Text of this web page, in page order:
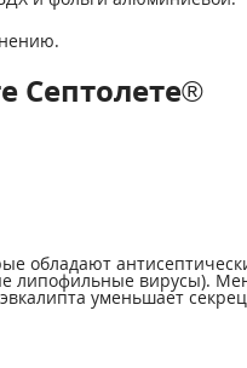
Септолете®
обладают
липофильные вирусы).
уменьшает